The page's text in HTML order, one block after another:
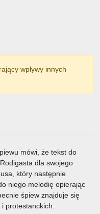
wpływy innych
mówi, że tekst do
dla swojego
który następnie
niego melodię opierając
śpiew znajduje się
protestanckich.